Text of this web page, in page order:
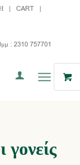
CART
: 2310 757701
γονείς